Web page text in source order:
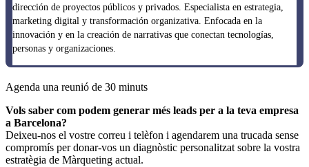
dirección de proyectos públicos y privados. Especialista en estrategia,
marketing digital y transformación organizativa. Enfocada en la
innovación y en la creación de narrativas que conectan tecnologías,
personas y organizaciones.
Agenda una reunió de 30 minuts
Vols saber com podem generar més leads per a la teva empresa
a Barcelona?
Deixeu-nos el vostre correu i telèfon i agendarem una trucada sense
compromís per donar-vos un diagnòstic personalitzat sobre la vostra
estratègia de Màrqueting actual.